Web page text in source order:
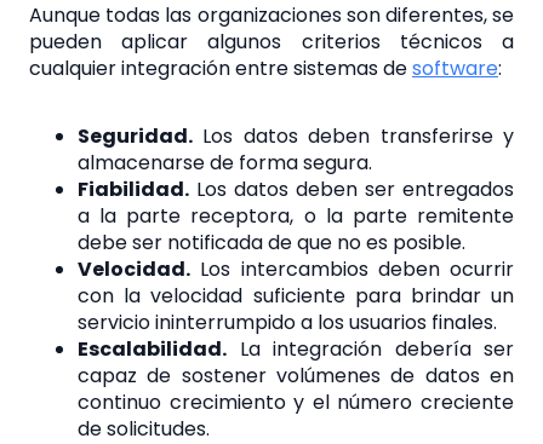
Aunque todas las organizaciones son diferentes, se
pueden aplicar algunos criterios técnicos a
cualquier integración entre sistemas desoftware:
Seguridad. Los datos deben transferirse y
almacenarse de forma segura.
Fiabilidad. Los datos deben ser entregados
a la parte receptora, o la parte remitente
debe ser notificada de que no es posible.
Velocidad. Los intercambios deben ocurrir
con la velocidad suficiente para brindar un
servicio ininterrumpido a los usuarios finales.
Escalabilidad. La integración debería ser
capaz de sostener volúmenes de datos en
continuo crecimiento y el número creciente
de solicitudes.